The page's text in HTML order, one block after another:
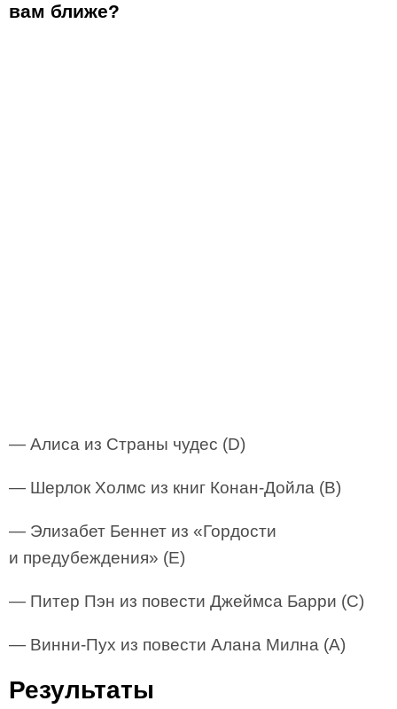
вам ближе?
— Алиса из Страны чудес (D)
— Шерлок Холмс из книг Конан-Дойла (В)
— Элизабет Беннет из «Гордости
и предубеждения» (E)
— Питер Пэн из повести Джеймса Барри (С)
— Винни-Пух из повести Алана Милна (А)
Результаты